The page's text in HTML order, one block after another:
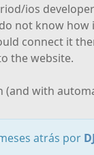
ios
not know
connect it
the website.
(and with
atrás por